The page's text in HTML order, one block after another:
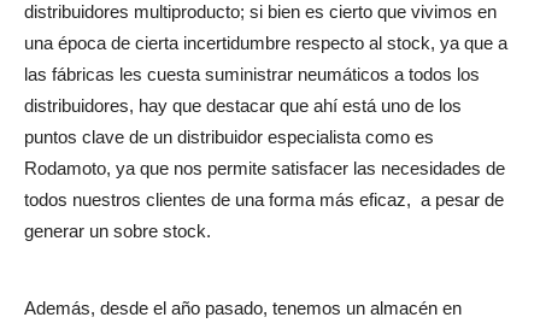
distribuidores multiproducto; si bien es cierto que vivimos en
una época de cierta incertidumbre respecto al stock, ya que a
las fábricas les cuesta suministrar neumáticos a todos los
distribuidores, hay que destacar que ahí está uno de los
puntos clave de un distribuidor especialista como es
Rodamoto, ya que nos permite satisfacer las necesidades de
todos nuestros clientes de una forma más eficaz, a pesar de
generar un sobre stock.
Además, desde el año pasado, tenemos un almacén en